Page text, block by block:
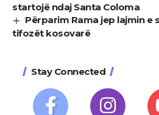
startojë ndaj Santa Coloma
Përparim Rama jep lajmin e
tifozët kosovarë
Stay Connected